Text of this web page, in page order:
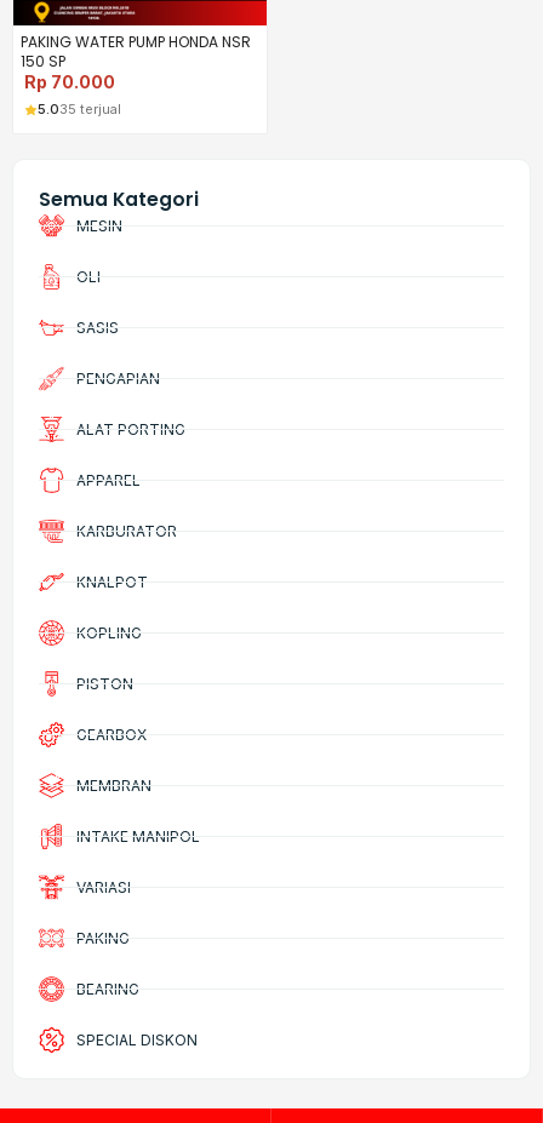
Semua Kategori
MESIN
OLI
SASIS
PENGAPIAN
ALAT PORTING
APPAREL
KARBURATOR
KNALPOT
KOPLING
PISTON
GEARBOX
MEMBRAN
INTAKE MANIPOL
VARIASI
PAKING
BEARING
SPECIAL DISKON
PAKING WATER PUMP HONDA NSR
150 SP
Rp 70.000
5.035 terjual